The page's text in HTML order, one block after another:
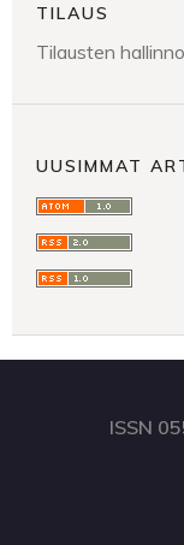
TILAUS
Tilausten
UUSIMMAT
ISSN